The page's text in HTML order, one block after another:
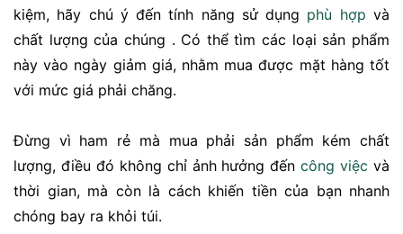
kiệm, hãy chú ý đến tính năng sử dụng phù hợp và
chất lượng của chúng . Có thể tìm các loại sản phẩm
này vào ngày giảm giá, nhằm mua được mặt hàng tốt
với mức giá phải chăng.
Đừng vì ham rẻ mà mua phải sản phẩm kém chất
lượng, điều đó không chỉ ảnh hưởng đếncông việc và
thời gian, mà còn là cách khiến tiền của bạn nhanh
chóng bay ra khỏi túi.